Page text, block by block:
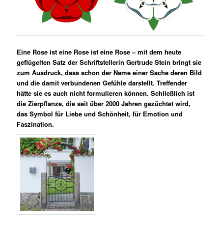
Eine Rose ist eine Rose ist eine Rose – mit dem heute
geflügelten Satz der Schriftstellerin Gertrude Stein bringt sie
zum Ausdruck, dass schon der Name einer Sache deren Bild
und die damit verbundenen Gefühle darstellt. Treffender
hätte sie es auch nicht formulieren können. Schließlich ist
die Zierpflanze, die seit über 2000 Jahren gezüchtet wird,
das Symbol für Liebe und Schönheit, für Emotion und
Faszination.